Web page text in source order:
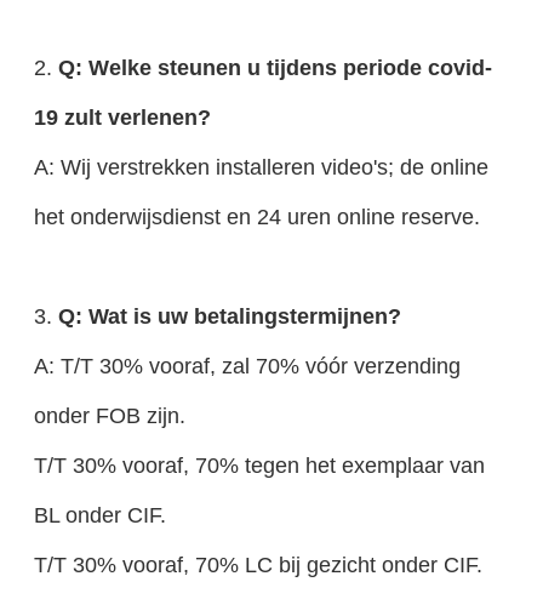
2. Q: Welke steunen u tijdens periode covid-
19 zult verlenen?
A: Wij verstrekken installeren video's; de online
het onderwijsdienst en 24 uren online reserve.
3. Q: Wat is uw betalingstermijnen?
A: T/T 30% vooraf, zal 70% vóór verzending
onder FOB zijn.
T/T 30% vooraf, 70% tegen het exemplaar van
BL onder CIF.
T/T 30% vooraf, 70% LC bij gezicht onder CIF.